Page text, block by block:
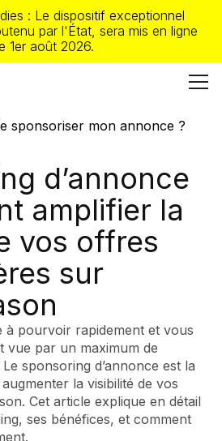
: Le dispositif exceptionnel
par l'État, sera mis en ligne
1er août 2026.
sponsoriser mon annonce ?
d’annonce
amplifier la
vos offres
sur
à pourvoir rapidement et vous
vue par un maximum de
sponsoring d’annonce est la
la visibilité de vos
Cet article explique en détail
ses bénéfices, et comment